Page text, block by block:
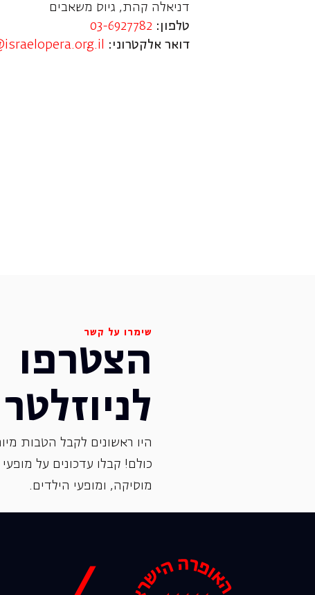
דניאלה קהת, גיוס משאבים
טלפון: 03-6927782
דואר אלקטרוני:
שימרו על קשר
הצטרפו
לניוזלטר
היו ראשונים לקבל הטבות
כולם! קבלו עדכונים על
‏מוסיקה, ומופעי הילדים.